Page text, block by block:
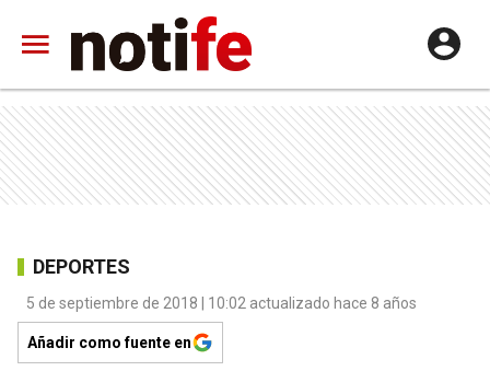
DEPORTES
5 de septiembre de 2018 | 10:02 actualizado hace 8 años
Añadir como fuente en